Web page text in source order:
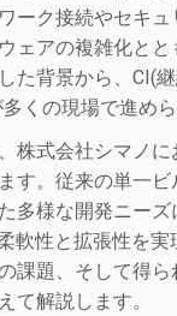
ーク接続やセキ
ェアの複雑化と
た背景から、CI(
くの現場で進めら
株式会社シマノ
す。従来の単一
多様な開発ニー
軟性と拡張性を
課題、そして得ら
て解説します。